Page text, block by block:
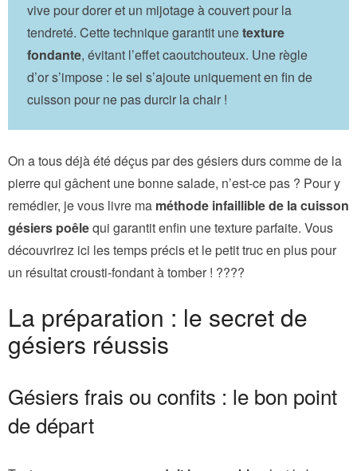
vive pour dorer et un mijotage à couvert pour la
tendreté. Cette technique garantit unetexture
fondante, évitant l’effet caoutchouteux. Une règle
d’or s’impose : le sel s’ajoute uniquement en fin de
cuisson pour ne pas durcir la chair !
On a tous déjà été déçus par des gésiers durs comme de la
pierre qui gâchent une bonne salade, n’est-ce pas ? Pour y
remédier, je vous livre ma méthode infaillible de la cuisson
gésiers poêlequi garantit enfin une texture parfaite. Vous
découvrirez ici les temps précis et le petit truc en plus pour
un résultat crousti-fondant à tomber ! ????
La préparation : le secret de
gésiers réussis
Gésiers frais ou confits : le bon point
de départ